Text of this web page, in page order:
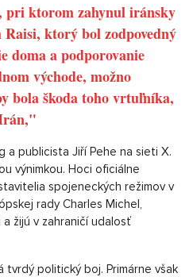
ktorom zahynul iránsky
ktorý bol zodpovedný
doma a podporovanie
východe, možno
bola škoda toho vrtuľníka,
publicista Jiří Pehe na sieti X.
výnimkou. Hoci oficiálne
spojeneckých režimov v
rady Charles Michel,
žijú v zahraničí udalosť
politický boj. Primárne však